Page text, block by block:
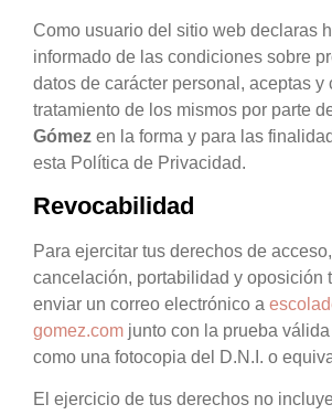
Como usuario del sitio web declaras
informado de las condiciones sobre
datos de carácter personal, aceptas y
tratamiento de los mismos por parte
Gómez en la forma y para las
esta Política de Privacidad.
Revocabilidad
Para ejercitar tus derechos de
cancelación, portabilidad y oposición
enviar un correo electrónico a
gomez.com junto con la prueba
como una fotocopia del D.N.I. o
El ejercicio de tus derechos no